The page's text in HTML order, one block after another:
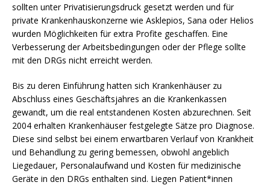
sollten unter Privatisierungsdruck gesetzt werden und für
private Krankenhauskonzerne wie Asklepios, Sana oder Helios
wurden Möglichkeiten für extra Profite geschaffen. Eine
Verbesserung der Arbeitsbedingungen oder der Pflege sollte
mit den DRGs nicht erreicht werden.
Bis zu deren Einführung hatten sich Krankenhäuser zu
Abschluss eines Geschäftsjahres an die Krankenkassen
gewandt, um die real entstandenen Kosten abzurechnen. Seit
2004 erhalten Krankenhäuser festgelegte Sätze pro Diagnose.
Diese sind selbst bei einem erwartbaren Verlauf von Krankheit
und Behandlung zu gering bemessen, obwohl angeblich
Liegedauer, Personalaufwand und Kosten für medizinische
Geräte in den DRGs enthalten sind. Liegen Patient*innen